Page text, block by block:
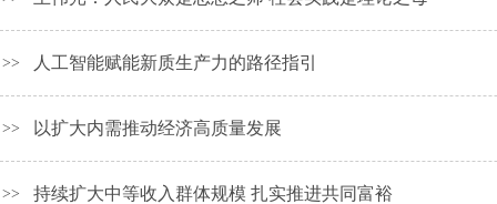
>> 人工智能赋能新质生产力的路径指引
>> 以扩大内需推动经济高质量发展
>> 持续扩大中等收入群体规模 扎实推进共同富裕